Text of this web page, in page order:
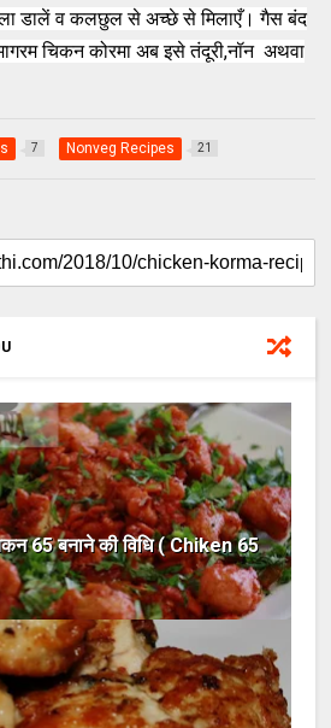
डालें व कलछुल से अच्छे से मिलाएँ। गैस बंद
चिकन कोरमा अब इसे तंदूरी,नॉन अथवा
7 Nonveg Recipes 21
65 बनाने की विधि ( Chiken 65